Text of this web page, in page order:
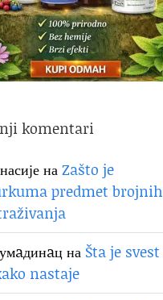
komentari
наZašto je
predmet brojnih
на Šta je svest
nastaje